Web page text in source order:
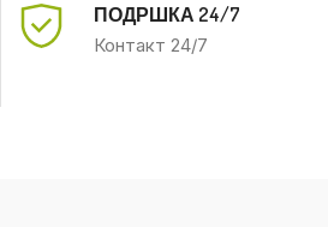
ПОДРШКА 24/7
Контакт 24/7